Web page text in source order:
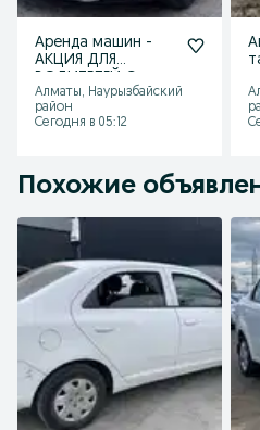
Аренда машин -
АКЦИЯ ДЛЯ
ВЫСОКИМ
классом
страхования
Алматы, Наурызбайский
район
Сегодня в 05:12
Похожие